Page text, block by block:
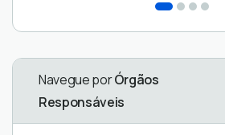
Navegue por
Órgãos
Responsáveis